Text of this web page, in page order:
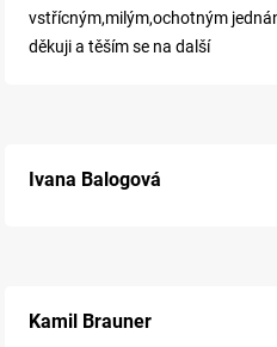
vstřícným,milým,ochotným
děkuji a těším se na další
Ivana Balogová
Kamil Brauner